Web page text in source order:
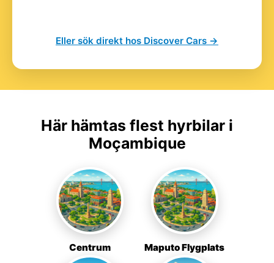
Eller sök direkt hos Discover Cars →
Här hämtas flest hyrbilar i
Moçambique
Centrum Maputo Flygplats